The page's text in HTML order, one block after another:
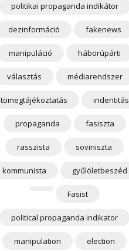
politikai propaganda indikátor
dezinformáció fakenews
manipuláció háborúpárti
választás médiarendszer
tömegtájékoztatás indentitás
propaganda fasiszta
rasszista soviniszta
kommunista gyűlöletbeszéd
Fasist
political propaganda indikator
manipulation election